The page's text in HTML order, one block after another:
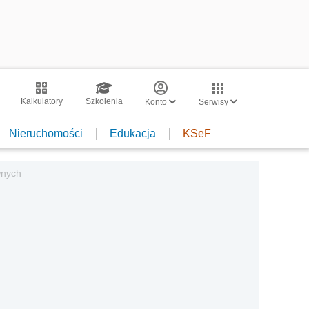
Kalkulatory Szkolenia Konto Serwisy
Nieruchomości Edukacja KSeF